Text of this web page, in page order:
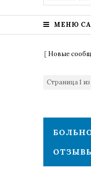
МЕНЮ
[ Новые
Страница1 из